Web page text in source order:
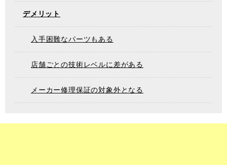
デメリット
入手困難なパーツもある
店舗ごとの技術レベルに差がある
メーカー修理保証の対象外となる